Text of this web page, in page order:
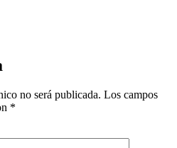
no será publicada. Los campos
*